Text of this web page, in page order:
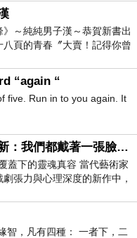
～純純男子漢～恭賀新書出
頁的青春〞大賣！記得你曾
讚的圖^^感覺大家
“again “
five. Run in to you again. It
當代藝術家盧嵐新：我們都戴著一張臉，可真正的自己，總藏在那些被塗抹、被覆蓋的痕跡裡
蓋下的靈魂真容 當代藝術家
張力與心理深度的新作中，
理、墨痕與大膽的
智，凡有四種： 一者下，二